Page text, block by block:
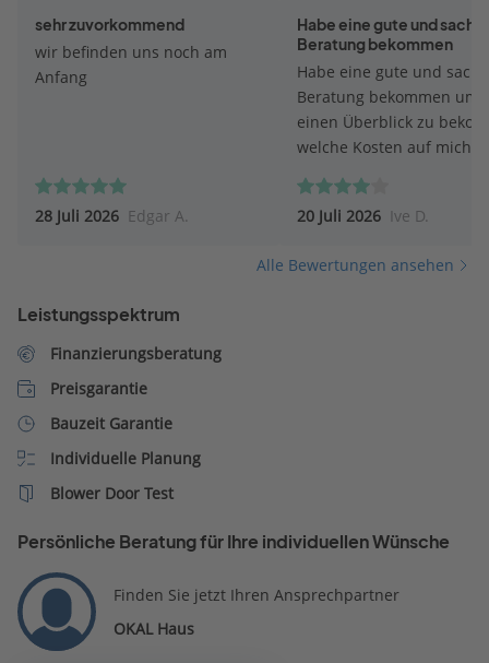
sehr zuvorkommend
wir befinden uns noch am
Anfang
28 Juli 2026 Edgar A.
Habe eine gute und
Beratung bekommen
Habe eine gute und
Beratung bekommen um
einen Überblick zu
welche Kosten auf mich
Beratung ist mein
meine Wünsche
und Beschreibungen
20 Juli 2026 Ive D.
Alle Bewertungen ansehen
Leistungsspektrum
Finanzierungsberatung
Preisgarantie
Bauzeit Garantie
Individuelle Planung
Blower Door Test
Persönliche Beratung für Ihre individuellen Wünsche
Finden Sie jetzt Ihren Ansprechpartner
OKAL Haus